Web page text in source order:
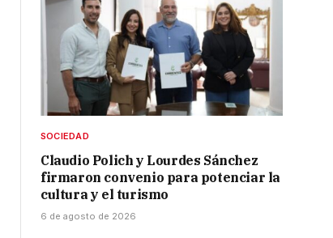
SOCIEDAD
Claudio Polich y Lourdes Sánchez
firmaron convenio para potenciar la
cultura y el turismo
6 de agosto de 2026